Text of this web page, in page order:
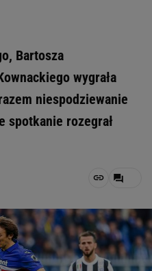
Bartosza
wygrała
niespodziewanie
spotkanie rozegrał